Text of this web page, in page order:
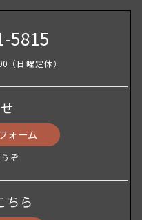
5815
日曜定休）
ォーム
ぞ
ちら